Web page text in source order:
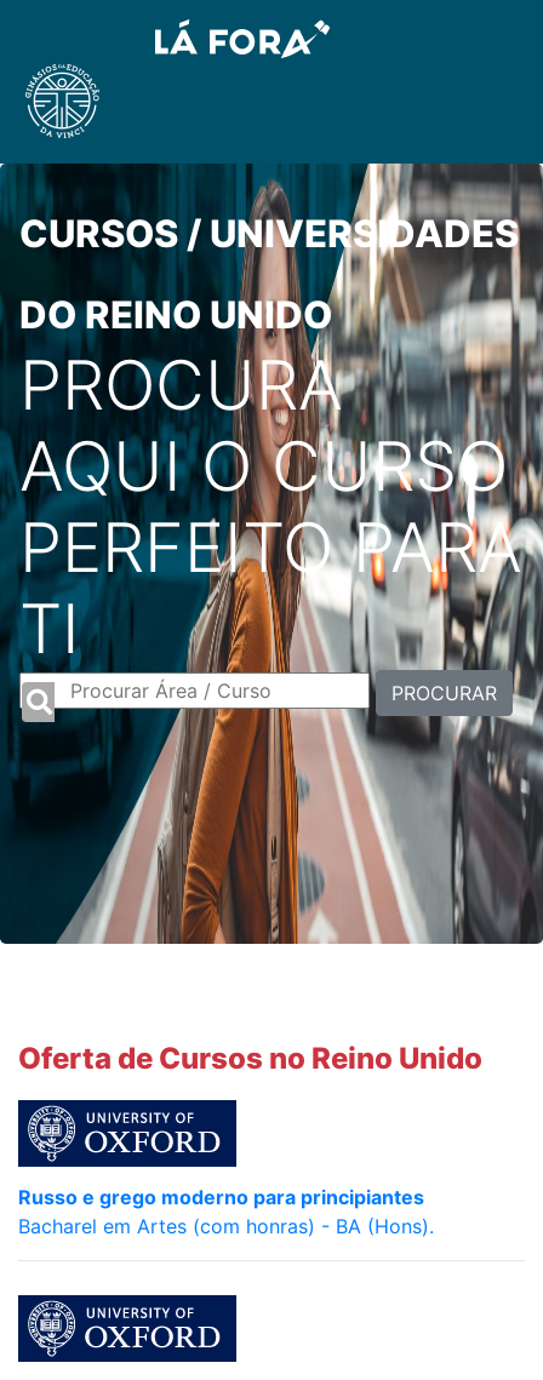
CURSOS / UNIVERSIDADES
DO REINO UNIDO
PROCURA
AQUI O CURSO
PERFEITO PARA
TI
PROCURAR
Oferta de Cursos no Reino Unido
Russo e grego moderno para principiantes
Bacharel em Artes (com honras) - BA (Hons).